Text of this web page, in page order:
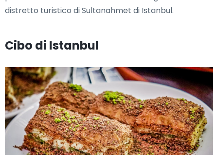
distretto turistico di Sultanahmet di Istanbul.
Cibo di Istanbul